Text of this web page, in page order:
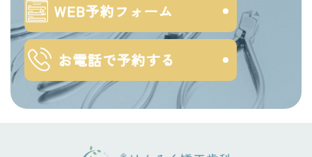
WEB予約フォーム
お電話で予約する